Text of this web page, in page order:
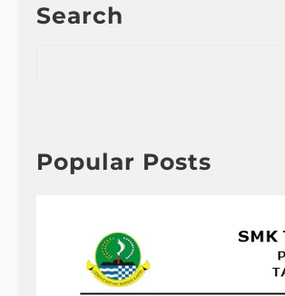
Search
h
Popular Posts